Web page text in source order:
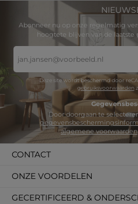
Abonneer nu op onze regelmatig
hoogtete blijven van de laatste
mailadres
*
Deze site wordt beschermd door
gebruiksvoorwaarden
algemene voorwaarden
CONTACT
GECERTIFICEERD &
ONZE VOORDELEN